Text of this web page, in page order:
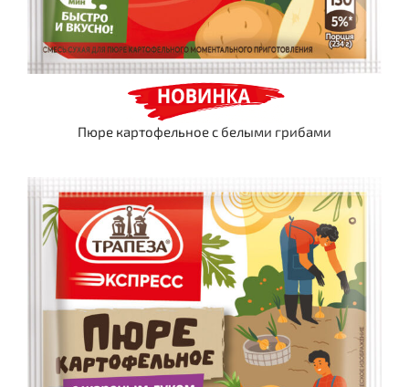
Пюре картофельное c белыми грибами